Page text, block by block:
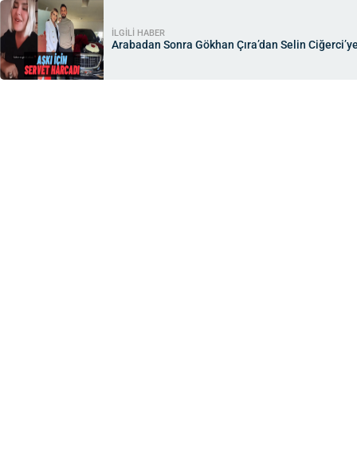
İLGİLİ HABER
Arabadan Sonra Gökhan Çıra’dan Selin